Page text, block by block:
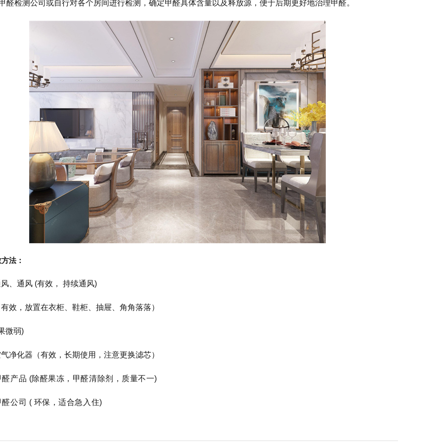
醛检测公司或自行对各个房间进行检测，确定甲醛具体含量以及释放源，便于后期更好地治理甲醛。
法：
、通风 (有效， 持续通风)
效，放置在衣柜、鞋柜、抽屉、角角落落）
微弱)
净化器（有效，长期使用，注意更换滤芯）
醛产品 (除醛果冻 ，甲醛清除剂，质量不一)
醛公司 ( 环保，适合急入住)